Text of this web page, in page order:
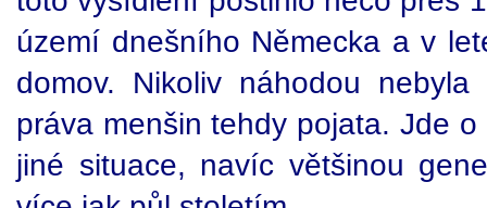
území dnešního Německa a v
domov. Nikoliv náhodou
práva menšin tehdy pojata. Jde
jiné situace, navíc většinou